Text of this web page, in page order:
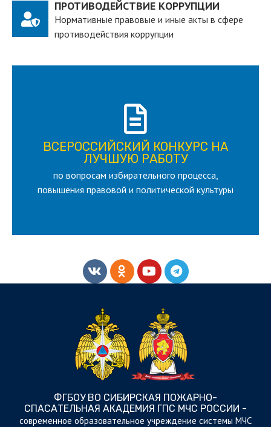
ПРОТИВОДЕЙСТВИЕ КОРРУПЦИИ
Нормативные правовые и иные акты в сфере
противодействия коррупции
ВСЕРОССИЙСКИЙ КОНКУРС НА
ЛУЧШУЮ РАБОТУ
по вопросам избирательного процесса,
повышения правовой и политической культуры
ВСЕРОССИЙСКИЙ КОНКУРС НА
ЛУЧШУЮ РАБОТУ
для лица старше 18 и моложе 35 лет
ПОДРОБНЕЕ
ФГБОУ ВО СИБИРСКАЯ ПОЖАРНО-
СПАСАТЕЛЬНАЯ АКАДЕМИЯ ГПС МЧС РОССИИ -
cовременное образовательное учреждение системы МЧС